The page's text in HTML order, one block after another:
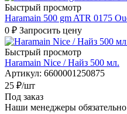
Быстрый просмотр
Haramain 500 gm ATR 0175
0 ₽ Запросить цену
Быстрый просмотр
Haramain Nice / Найз 500 мл.
Артикул: 6600001250875
25 ₽/шт
Под заказ
Наши менеджеры